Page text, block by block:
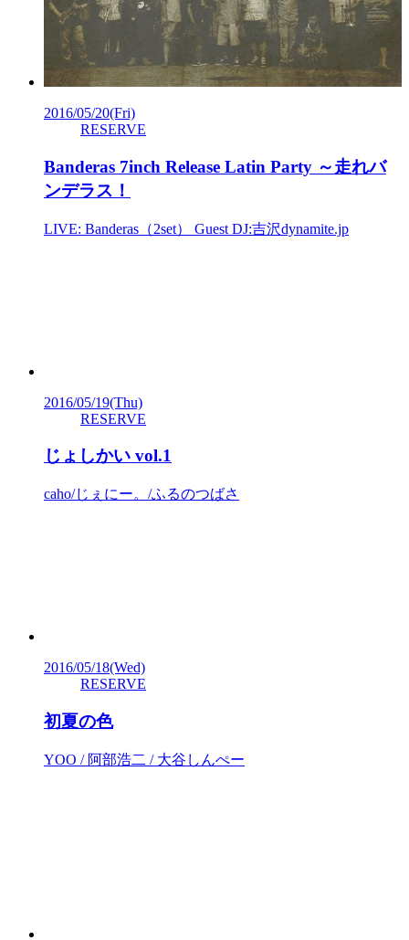
2016/05/20(Fri)
RESERVE
Banderas 7inch Release Latin Party ～走れバ
ンデラス！
LIVE: Banderas（2set） Guest DJ:吉沢dynamite.jp
2016/05/19(Thu)
RESERVE
じょしかい vol.1
caho/じぇにー。/ふるのつばさ
2016/05/18(Wed)
RESERVE
初夏の色
YOO / 阿部浩二 / 大谷しんぺー